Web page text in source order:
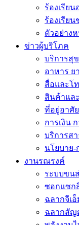
ร้องเรีย
ร้องเรีย
ตัวอย่าง
ข่าวผู้บริโภค
บริการสุ
อาหาร
สื่อและโ
สินค้าแล
ที่อยู่อาศัย
การเงิน
บริการส
นโยบาย
งานรณรงค์
ระบบขน
ซอกแซก
ฉลากจีเ
ฉลากสัญ